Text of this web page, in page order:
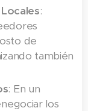
:
de
también
: En un
los